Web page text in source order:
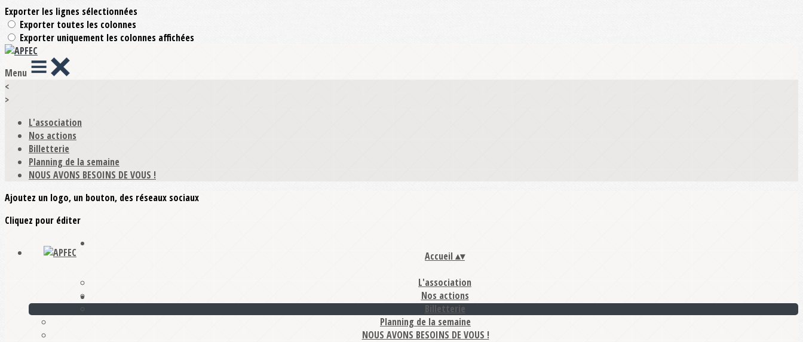
Exporter les lignes sélectionnées
Exporter toutes les colonnes
Exporter uniquement les colonnes affichées
Menu
<
>
L'association
Nos actions
Billetterie
Planning de la semaine
NOUS AVONS BESOINS DE VOUS !
Ajoutez un logo, un bouton, des réseaux sociaux
Cliquez pour éditer
Accueil ▴▾
L'association
Nos actions
Billetterie
Planning de la semaine
NOUS AVONS BESOINS DE VOUS !